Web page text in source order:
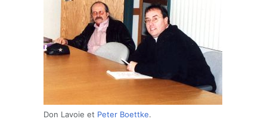
Don Lavoie et Peter Boettke.